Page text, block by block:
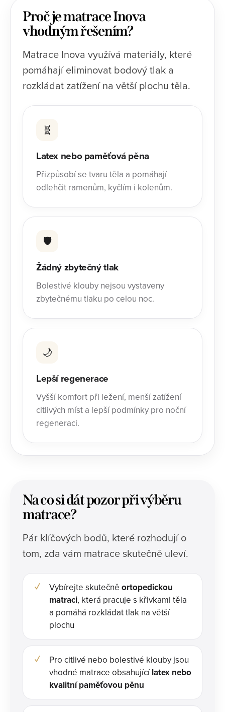
Proč je matrace Inova
vhodným řešením?
Matrace Inova využívá materiály, které
pomáhají eliminovat bodový tlak a
rozkládat zatížení na větší plochu těla.
🧬
Latex nebo paměťová pěna
Přizpůsobí se tvaru těla a pomáhají
odlehčit ramenům, kyčlím i kolenům.
🛡️
Žádný zbytečný tlak
Bolestivé klouby nejsou vystaveny
zbytečnému tlaku po celou noc.
🌙
Lepší regenerace
Vyšší komfort při ležení, menší zatížení
citlivých míst a lepší podmínky pro noční
regeneraci.
Na co si dát pozor při výběru
matrace?
Pár klíčových bodů, které rozhodují o
tom, zda vám matrace skutečně uleví.
Vybírejte skutečně ortopedickou
matraci, která pracuje s křivkami těla
a pomáhá rozkládat tlak na větší
plochu
Pro citlivé nebo bolestivé klouby jsou
vhodné matrace obsahujícílatex nebo
kvalitní paměťovou pěnu